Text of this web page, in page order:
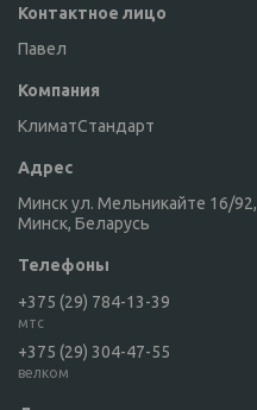
Павел
КлиматСтандарт
Минск ул. Мельникайте 16/92,
Минск, Беларусь
+375 (29) 784-13-39
мтс
+375 (29) 304-47-55
велком